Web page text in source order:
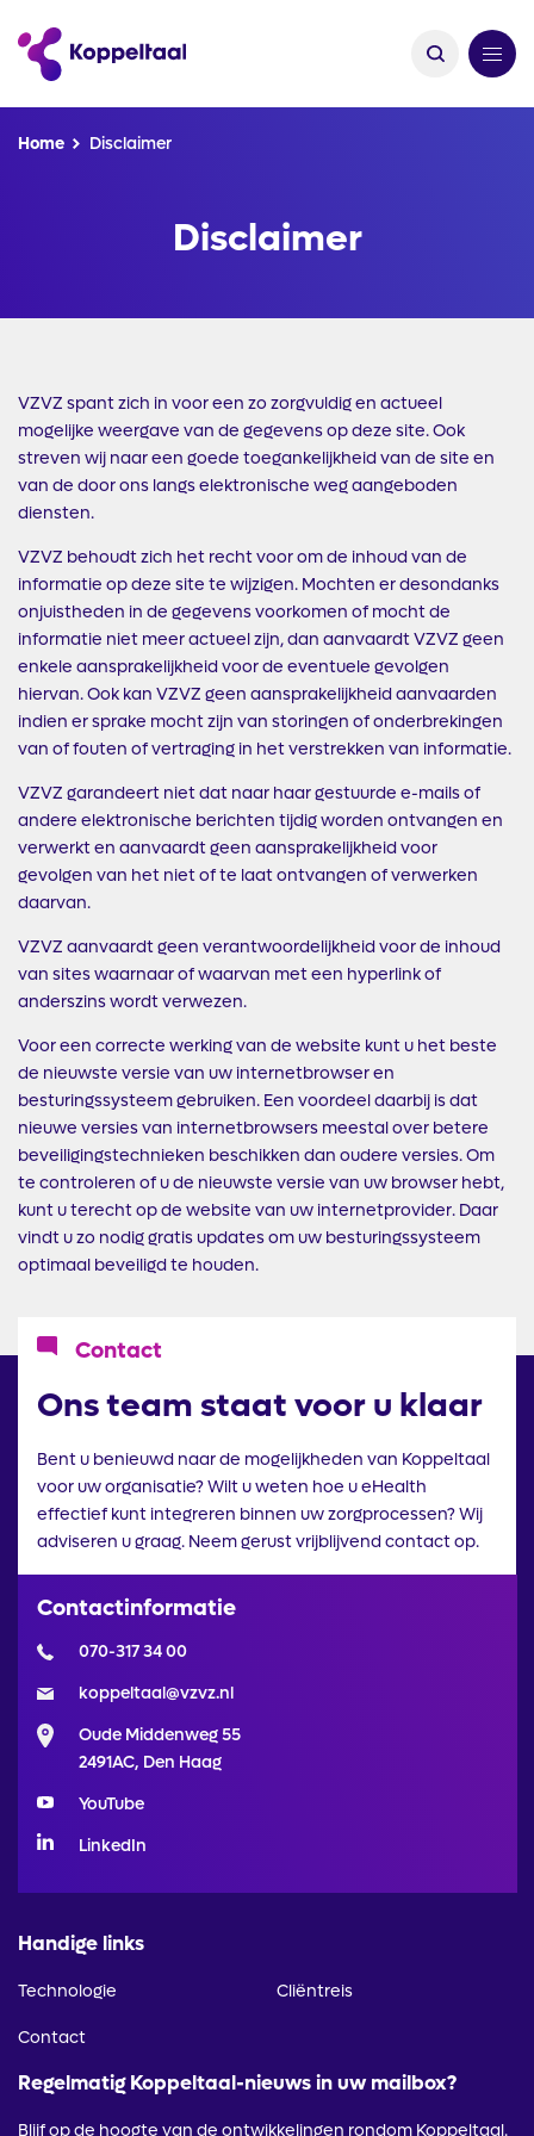
Kruimelpad
Home Disclaimer
Disclaimer
VZVZ spant zich in voor een zo zorgvuldig en actueel
mogelijke weergave van de gegevens op deze site. Ook
streven wij naar een goede toegankelijkheid van de site en
van de door ons langs elektronische weg aangeboden
diensten.
VZVZ behoudt zich het recht voor om de inhoud van de
informatie op deze site te wijzigen. Mochten er desondanks
onjuistheden in de gegevens voorkomen of mocht de
informatie niet meer actueel zijn, dan aanvaardt VZVZ geen
enkele aansprakelijkheid voor de eventuele gevolgen
hiervan. Ook kan VZVZ geen aansprakelijkheid aanvaarden
indien er sprake mocht zijn van storingen of onderbrekingen
van of fouten of vertraging in het verstrekken van informatie.
VZVZ garandeert niet dat naar haar gestuurde e-mails of
andere elektronische berichten tijdig worden ontvangen en
verwerkt en aanvaardt geen aansprakelijkheid voor
gevolgen van het niet of te laat ontvangen of verwerken
daarvan.
VZVZ aanvaardt geen verantwoordelijkheid voor de inhoud
van sites waarnaar of waarvan met een hyperlink of
anderszins wordt verwezen.
Voor een correcte werking van de website kunt u het beste
de nieuwste versie van uw internetbrowser en
besturingssysteem gebruiken. Een voordeel daarbij is dat
nieuwe versies van internetbrowsers meestal over betere
beveiligingstechnieken beschikken dan oudere versies. Om
te controleren of u de nieuwste versie van uw browser hebt,
kunt u terecht op de website van uw internetprovider. Daar
vindt u zo nodig gratis updates om uw besturingssysteem
optimaal beveiligd te houden.
IcoonContact
Ons team staat voor u klaar
Bent u benieuwd naar de mogelijkheden van Koppeltaal
voor uw organisatie? Wilt u weten hoe u eHealth
effectief kunt integreren binnen uw zorgprocessen? Wij
adviseren u graag. Neem gerust vrijblijvend contact op.
Contactinformatie
070-317 34 00
koppeltaal@vzvz.nl
Oude Middenweg 55
2491AC, Den Haag
YouTube
LinkedIn
Handige links
Technologie Cliëntreis
Contact
Regelmatig Koppeltaal-nieuws in uw mailbox?
Blijf op de hoogte van de ontwikkelingen rondom Koppeltaal.